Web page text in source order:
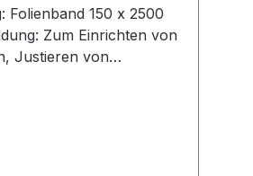
Folienband 150 x 2500
Justieren von